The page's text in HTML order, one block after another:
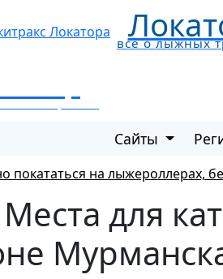
все о лыжных
трассах
Сайты
покататься на лыжероллерах,
для